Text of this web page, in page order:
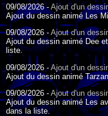
09/08/2026 - Ajout d'un
Ajout du dessin animé Les
09/08/2026 - Ajout d'un
Ajout du dessin animé Dee
liste.
09/08/2026 - Ajout d'un
Ajout du dessin animé
09/08/2026 - Ajout d'un
Ajout du dessin animé Les
dans la liste.